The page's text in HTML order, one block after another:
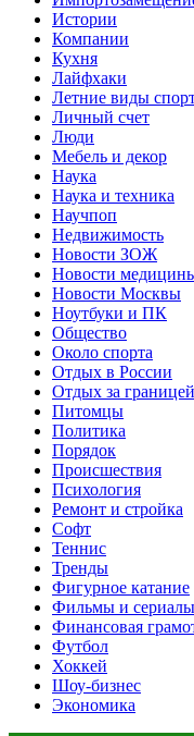
Истории
Компании
Кухня
Лайфхаки
Летние виды
Личный счет
Люди
Мебель и декор
Наука
Наука и техника
Научпоп
Недвижимость
Новости ЗОЖ
Новости
Новости Москвы
Ноутбуки и ПК
Общество
Около спорта
Отдых в России
Отдых за границей
Питомцы
Политика
Порядок
Происшествия
Психология
Ремонт и стройка
Софт
Теннис
Тренды
Фигурное катание
Фильмы и сериалы
Финансовая
Футбол
Хоккей
Шоу-бизнес
Экономика